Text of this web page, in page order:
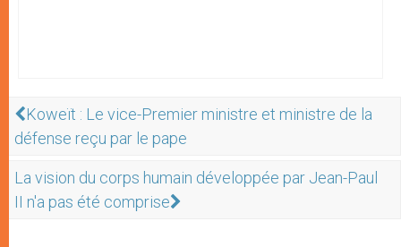
Koweït : Le vice-Premier ministre et ministre de la
défense reçu par le pape
La vision du corps humain développée par Jean-Paul
II n'a pas été comprise